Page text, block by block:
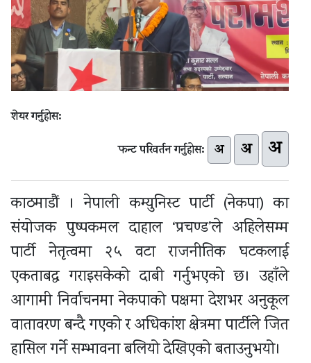
शेयर गर्नुहोस:
फन्ट परिवर्तन गर्नुहोस: अ अ अ
काठमाडौं । नेपाली कम्युनिस्ट पार्टी (नेकपा) का
संयोजक पुष्पकमल दाहाल ‘प्रचण्ड’ले अहिलेसम्म
पार्टी नेतृत्वमा २५ वटा राजनीतिक घटकलाई
एकताबद्ध गराइसकेको दाबी गर्नुभएको छ। उहाँले
आगामी निर्वाचनमा नेकपाको पक्षमा देशभर अनुकूल
वातावरण बन्दै गएको र अधिकांश क्षेत्रमा पार्टीले जित
हासिल गर्ने सम्भावना बलियो देखिएको बताउनुभयो।